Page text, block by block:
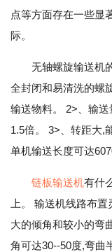
点等方面存在一些显
际。
无轴螺旋输送机
全封闭和易清洗的螺
输送物料。 2>、输
1.5倍。 3>、转距大,
单机输送长度可达
链板输送机有什
上。 输送机线路布
大的倾角和较小的弯
角可达30--50度,弯曲